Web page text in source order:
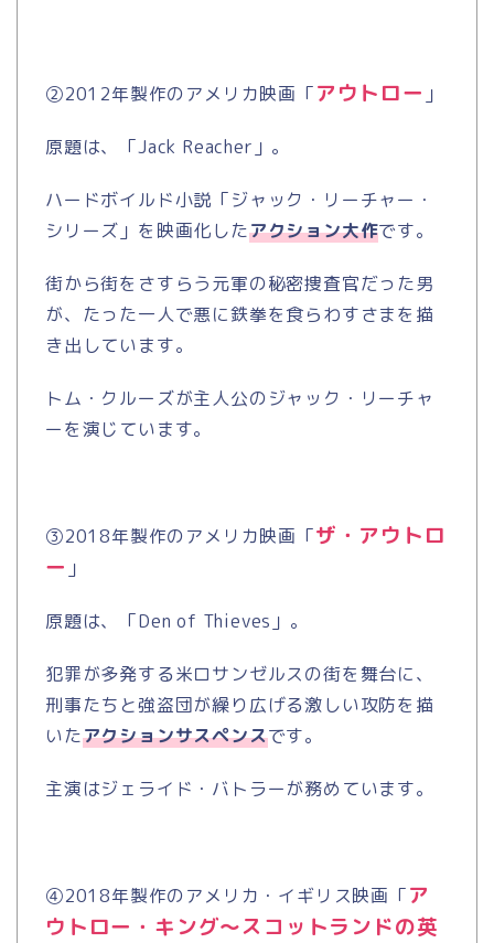
②2012年製作のアメリカ映画「アウトロー 」
原題は、「Jack Reacher 」。
ハードボイルド小説「ジャック・リーチャー・
シリーズ」を映画化したアクション大作です。
街から街をさすらう元軍の秘密捜査官だった男
が、たった一人で悪に鉄拳を食らわすさまを描
き出しています。
トム・クルーズが主人公のジャック・リーチャ
ーを演じています。
③2018年製作のアメリカ映画「ザ・アウトロ
ー 」
原題は、「Den of Thieves 」。
犯罪が多発する米ロサンゼルスの街を舞台に、
刑事たちと強盗団が繰り広げる激しい攻防を描
いたアクションサスペンスです。
主演はジェライド・バトラーが務めています。
④2018年製作のアメリカ・イギリス映画「ア
ウトロー・キング～スコットランドの英